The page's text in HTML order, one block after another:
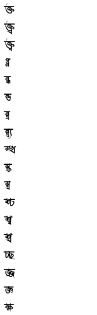
ক্ত
ক্ত্র
ক্ত্ব
গ্ন
ন্ধ
ন্ড
ন্ত্র
ন্ত্র্য
স্খ
স্ক্র
স্ত্র
শ্চ
শ্ব
শ্র
চ্ছ
জ্জ
জ্ঞ
ক্ষ